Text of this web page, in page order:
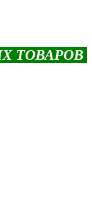
ТОВАРОВ